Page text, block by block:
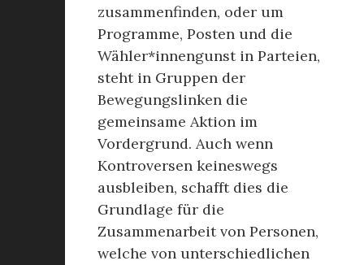
zusammenfinden, oder um
Programme, Posten und die
Wähler*innengunst in Parteien,
steht in Gruppen der
Bewegungslinken die
gemeinsame Aktion im
Vordergrund. Auch wenn
Kontroversen keineswegs
ausbleiben, schafft dies die
Grundlage für die
Zusammenarbeit von Personen,
welche von unterschiedlichen